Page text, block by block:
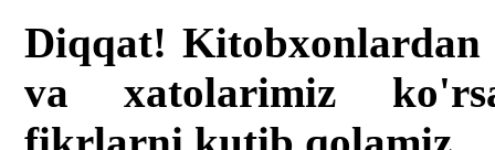
Diqqat!
va xatolarimiz